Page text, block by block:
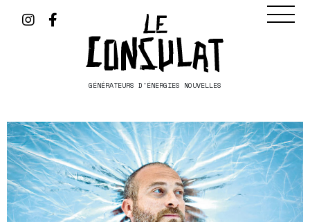
GÉNÉRATEURS D'ÉNERGIES NOUVELLES